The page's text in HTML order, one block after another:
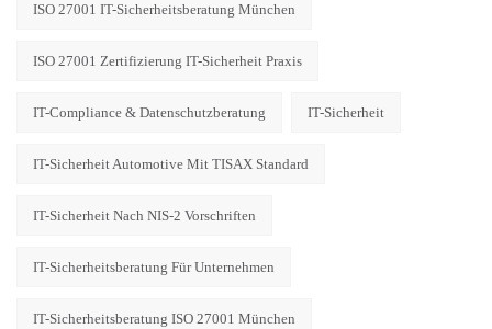
ISO 27001 IT-Sicherheitsberatung München
ISO 27001 Zertifizierung IT-Sicherheit Praxis
IT-Compliance & Datenschutzberatung IT-Sicherheit
IT-Sicherheit Automotive Mit TISAX Standard
IT-Sicherheit Nach NIS-2 Vorschriften
IT-Sicherheitsberatung Für Unternehmen
IT-Sicherheitsberatung ISO 27001 München